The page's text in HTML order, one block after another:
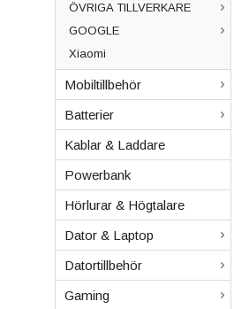
ÖVRIGA TILLVERKARE
GOOGLE
Xiaomi
Mobiltillbehör
Batterier
Kablar & Laddare
Powerbank
Hörlurar & Högtalare
Dator & Laptop
Datortillbehör
Gaming